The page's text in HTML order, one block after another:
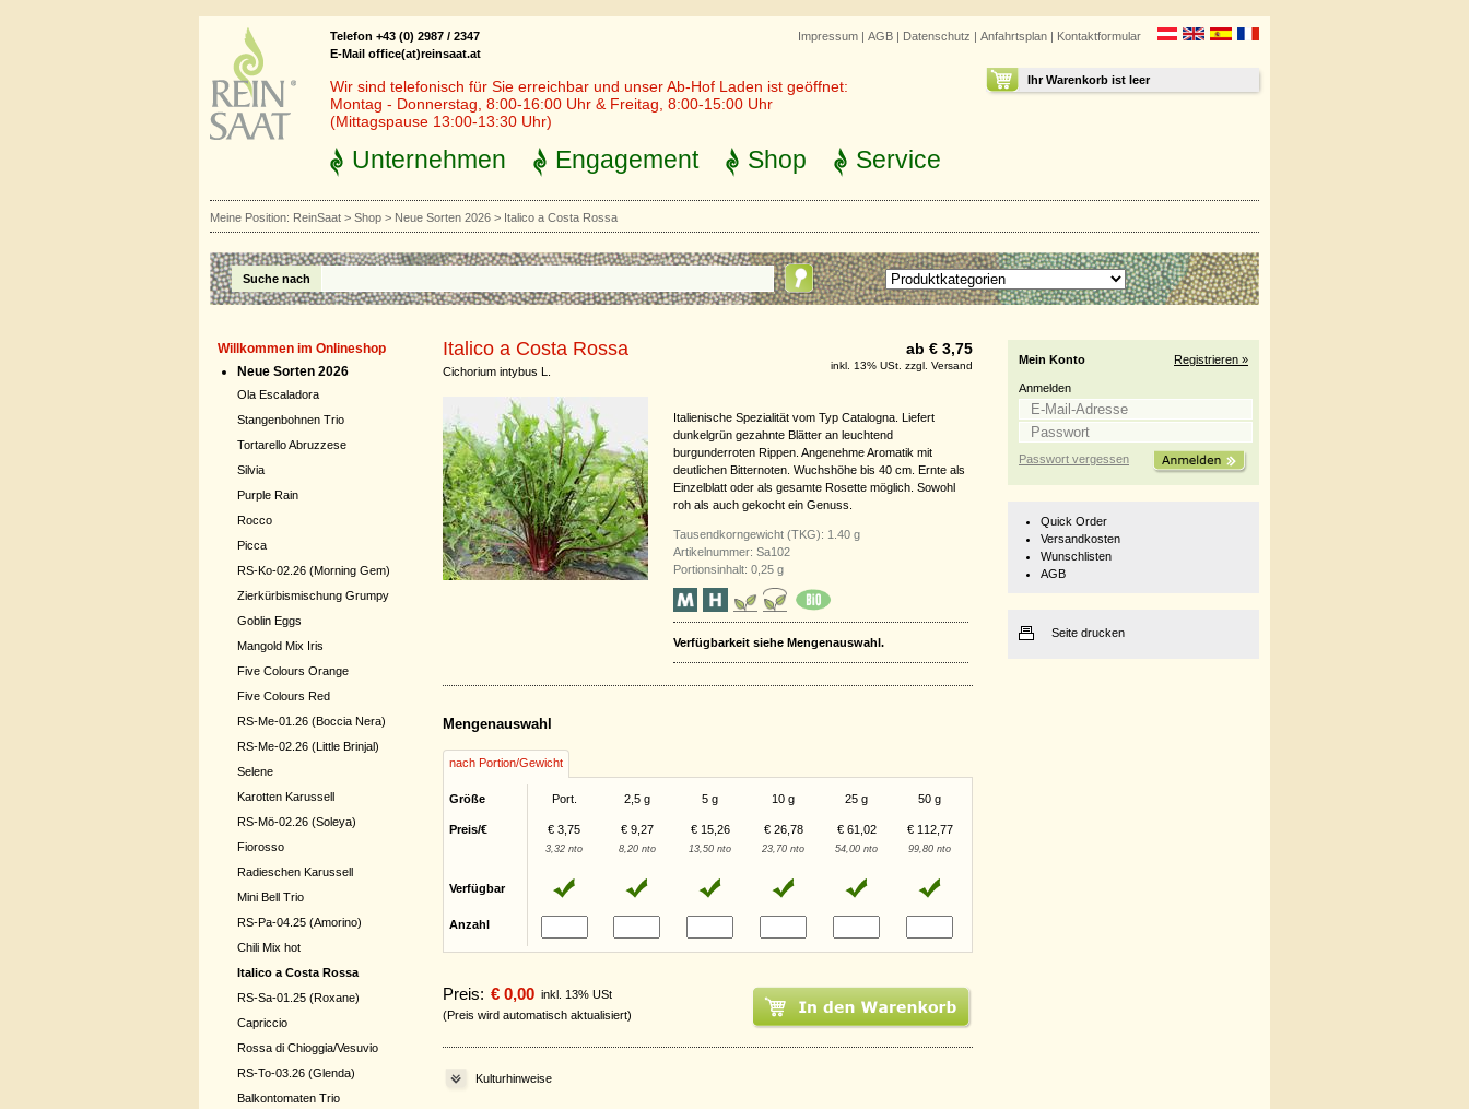
Impressum | AGB | Datenschutz | Anfahrtsplan | Kontaktformular
Ihr Warenkorb ist leer
Telefon +43 (0) 2987 / 2347
E-Mail office(at)reinsaat.at
Wir sind telefonisch für Sie erreichbar und unser Ab-Hof Laden ist geöffnet:
Montag - Donnerstag, 8:00-16:00 Uhr & Freitag, 8:00-15:00 Uhr
(Mittagspause 13:00-13:30 Uhr)
Unternehmen Engagement Shop Service
Meine Position: ReinSaat > Shop > Neue Sorten 2026 > Italico a Costa Rossa
Suche nach
Willkommen im Onlineshop
Neue Sorten 2026
Ola Escaladora
Stangenbohnen Trio
Tortarello Abruzzese
Silvia
Purple Rain
Rocco
Picca
RS-Ko-02.26 (Morning Gem)
Zierkürbismischung Grumpy
Goblin Eggs
Mangold Mix Iris
Five Colours Orange
Five Colours Red
RS-Me-01.26 (Boccia Nera)
RS-Me-02.26 (Little Brinjal)
Selene
Karotten Karussell
RS-Mö-02.26 (Soleya)
Fiorosso
Radieschen Karussell
Mini Bell Trio
RS-Pa-04.25 (Amorino)
Chili Mix hot
Italico a Costa Rossa
RS-Sa-01.25 (Roxane)
Capriccio
Rossa di Chioggia/Vesuvio
RS-To-03.26 (Glenda)
Balkontomaten Trio
Italico a Costa Rossa
Cichorium intybus L.
ab € 3,75
inkl. 13% USt. zzgl. Versand
Italienische Spezialität vom Typ Catalogna. Liefert
dunkelgrün gezahnte Blätter an leuchtend
burgunderroten Rippen. Angenehme Aromatik mit
deutlichen Bitternoten. Wuchshöhe bis 40 cm. Ernte als
Einzelblatt oder als gesamte Rosette möglich. Sowohl
roh als auch gekocht ein Genuss.
Tausendkorngewicht (TKG): 1.40 g
Artikelnummer: Sa102
Portionsinhalt: 0,25 g
Verfügbarkeit siehe Mengenauswahl.
Mengenauswahl
nach Portion/Gewicht
Größe Port. 2,5 g 5 g 10 g 25 g 50 g
Preis/€ € 3,75 € 9,27 € 15,26 € 26,78 € 61,02 € 112,77
3,32 nto 8,20 nto 13,50 nto 23,70 nto 54,00 nto 99,80 nto
Verfügbar
Anzahl
Preis: € 0,00 inkl. 13% USt
(Preis wird automatisch aktualisiert)
Kulturhinweise
Mein Konto Registrieren »
Anmelden
Passwort vergessen
Quick Order
Versandkosten
Wunschlisten
AGB
Seite drucken